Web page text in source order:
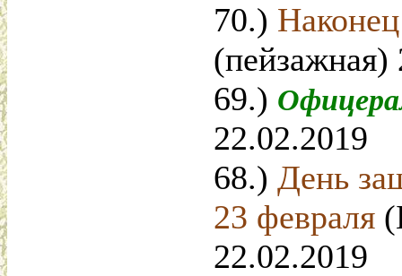
70.)
(пейзажная)
69.)
22.02.2019
68.) День
23 февраля
22.02.2019